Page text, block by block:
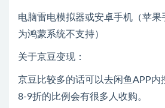
电脑雷电模拟器或安卓手机（苹
为鸿蒙系统不支持）
关于京豆变现：
京豆比较多的话可以去闲鱼APP内
8-9折的比例会有很多人收购。